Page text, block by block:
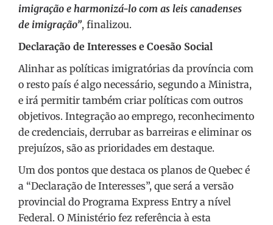
imigração e harmonizá-lo com as leis canadenses
de imigração”, finalizou.
Declaração de Interesses e Coesão Social
Alinhar as políticas imigratórias da província com
o resto país é algo necessário, segundo a Ministra,
e irá permitir também criar políticas com outros
objetivos. Integração ao emprego, reconhecimento
de credenciais, derrubar as barreiras e eliminar os
prejuízos, são as prioridades em destaque.
Um dos pontos que destaca os planos de Quebec é
a “Declaração de Interesses”, que será a versão
provincial do Programa Express Entry a nível
Federal. O Ministério fez referência à esta